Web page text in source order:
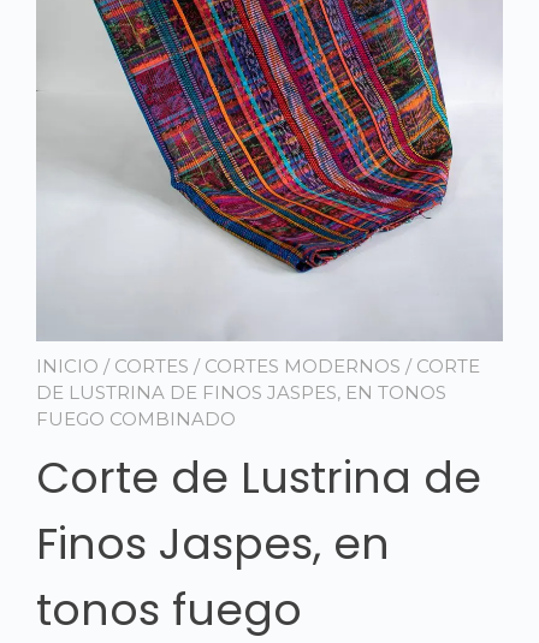
INICIO / CORTES / CORTES MODERNOS / CORTE
DE LUSTRINA DE FINOS JASPES, EN TONOS
FUEGO COMBINADO
Corte de Lustrina de
Finos Jaspes, en
tonos fuego